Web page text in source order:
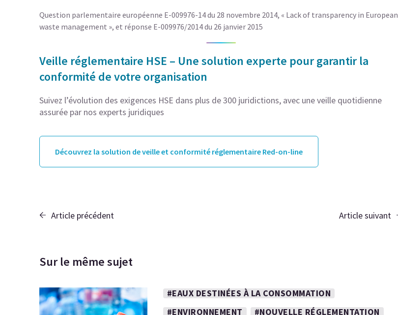
Question parlementaire européenne E-009976-14 du 28 novembre 2014, « Lack of transparency in European
waste management », et réponse E-009976/2014 du 26 janvier 2015
Veille réglementaire HSE – Une solution experte pour garantir la
conformité de votre organisation
Suivez l’évolution des exigences HSE dans plus de 300 juridictions, avec une veille quotidienne
assurée par nos experts juridiques
Découvrez la solution de veille et conformité réglementaire Red-on-line
Article précédent Article suivant
Sur le même sujet
#EAUX DESTINÉES À LA CONSOMMATION
#ENVIRONNEMENT
#NOUVELLE RÉGLEMENTATION